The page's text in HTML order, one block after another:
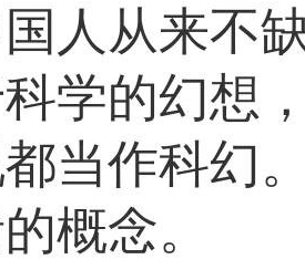
人从来不
学的幻想
当作科幻
概念。